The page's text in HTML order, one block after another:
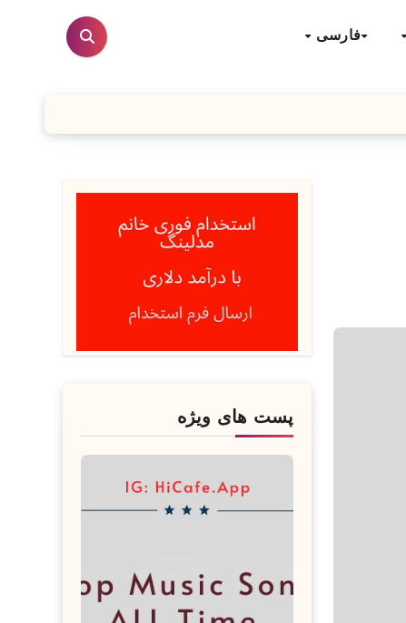
فارسی
پست های ویژه